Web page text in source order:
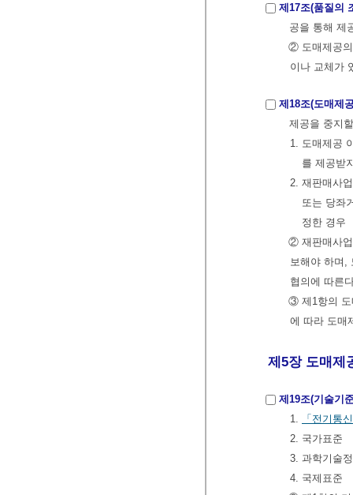
제17조(품질의
공을 통해 제
② 도매제공의
이나 교체가
제18조(도매제
제공을 중지
1. 도매제공
를 제공받
2. 재판매사
또는 당좌
정한 경우
② 재판매사업
보해야 하며,
협의에 따른
③ 제1항의 도
에 따라 도매
제5장 도매제
제19조(기술기
1.
「전기통
2. 국가표준
3. 과학기술
4. 국제표준